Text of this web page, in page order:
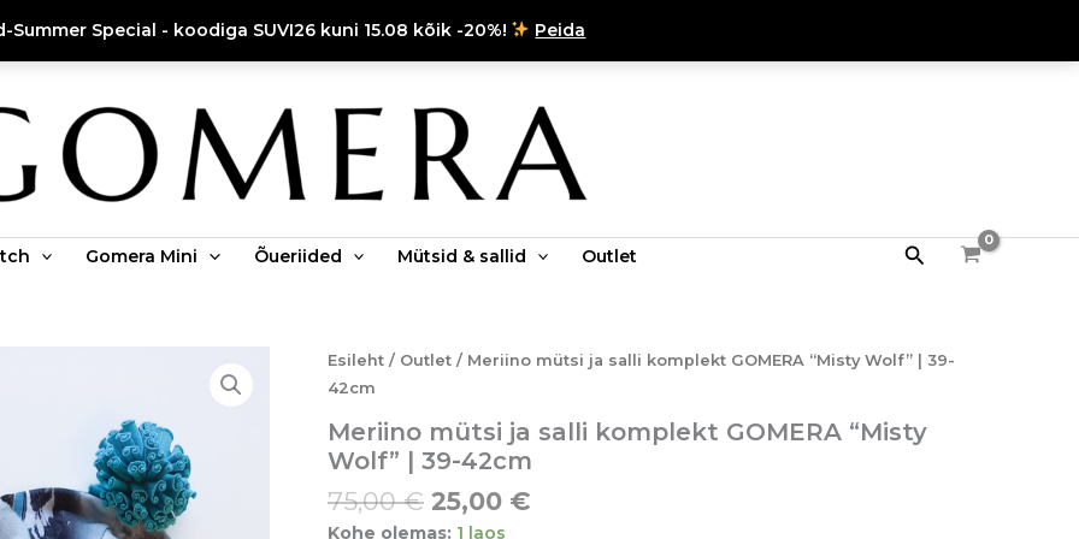
Summer Special - koodiga SUVI26 kuni 15.08 kõik -20%! Peida
Gomera Mini Õueriided Mütsid & sallid Outlet Search
Esileht / Outlet / Meriino mütsi ja salli komplekt GOMERA “Misty Wolf” | 39-
42cm
Meriino mütsi ja salli komplekt GOMERA “Misty
Wolf” | 39-42cm
75,00€
Algne
oli:
75,00 €.
25,00 €
Praegune
on:
25,00 €.
Kohe olemas: 1 laos
Meriino
mütsi
salli
komplekt
"Misty
Wolf"